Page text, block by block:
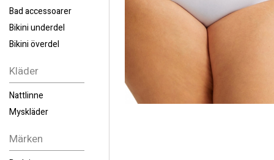
Bad accessoarer
Bikini underdel
Bikini överdel
Kläder
Nattlinne
Myskläder
Märken